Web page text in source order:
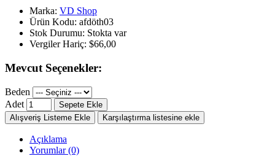
Marka: VD Shop
Ürün Kodu: afdöth03
Stok Durumu: Stokta var
Vergiler Hariç: $66,00
Mevcut Seçenekler:
Beden
Adet
Sepete Ekle
Alışveriş Listeme Ekle
Karşılaştırma listesine ekle
Açıklama
Yorumlar (0)